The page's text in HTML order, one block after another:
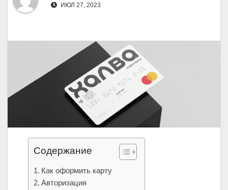
ИЮЛ 27, 2023
Содержание
Как оформить карту
Авторизация